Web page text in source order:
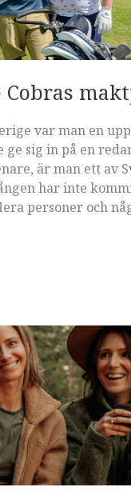
Cobras
var man en
ge sig in på en
är man ett av
har inte
personer och